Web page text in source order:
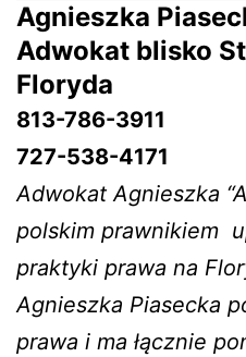
Agnieszka
Adwokat blisko
Floryda
813-786-3911
727-538-4171
Adwokat Agnieszka
polskim prawnikiem
praktyki prawa na
Agnieszka Piasecka
prawa i ma łącznie